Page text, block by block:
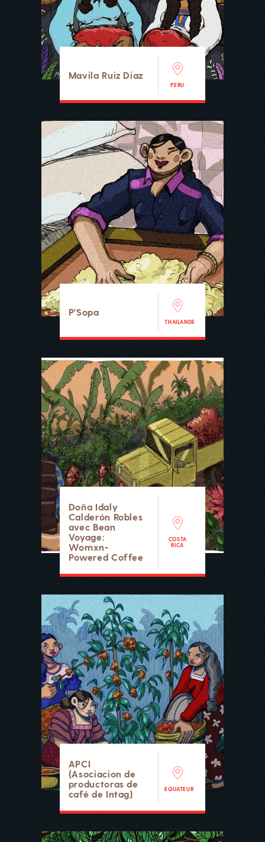
Mavila Ruiz Diaz
PERU
P'Sopa
THAILANDE
Doña Idaly
Calderón Robles
avec Bean
Voyage:
Womxn-
Powered Coffee
COSTA
RICA
APCI
(Asociacion de
productoras de
café de Intag)
EQUATEUR